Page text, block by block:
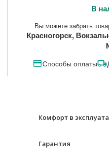
В
Вы можете забрать
Красногорск,
Способы оплаты
Комфорт в
Гарантия